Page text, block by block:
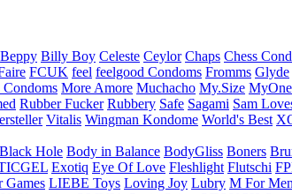
Beppy Billy Boy Celeste Ceylor Chaps Chess
FCUK feel feelgood Condoms Fromms Glyde
More Amore Muchacho My.Size MyOne
Rubber Fucker Rubbery Safe Sagami Sam
Vitalis Wingman Kondome World's Best
Black Hole Body in Balance BodyGliss Boners
Exotiq Eye Of Love Fleshlight Flutschi
Games LIEBE Toys Loving Joy Lubry M For Men